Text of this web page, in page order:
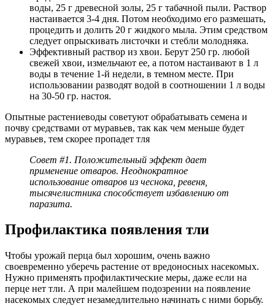
воды, 25 г древесной золы, 25 г табачной пыли. Раствор
настаивается 3-4 дня. Потом необходимо его размешать,
процедить и долить 20 г жидкого мыла. Этим средством
следует опрыскивать листочки и стебли молодняка.
Эффективный раствор из хвои. Берут 250 гр. любой
свежей хвои, измельчают ее, а потом настаивают в 1 л
воды в течение 1-й недели, в темном месте. При
использовании разводят водой в соотношении 1 л воды
на 30-50 гр. настоя.
Опытные растениеводы советуют обрабатывать семена и
почву средствами от муравьев, так как чем меньше будет
муравьев, тем скорее пропадет тля
Совет #1. Положительный эффект дает
применение отваров. Неоднократное
использование отваров из чеснока, ревеня,
тысячелистника способствует избавлению от
паразита.
Профилактика появления тли
Чтобы урожай перца был хорошим, очень важно
своевременно уберечь растение от вредоносных насекомых.
Нужно применять профилактические меры, даже если на
перце нет тли. А при малейшем подозрении на появление
насекомых следует незамедлительно начинать с ними борьбу.